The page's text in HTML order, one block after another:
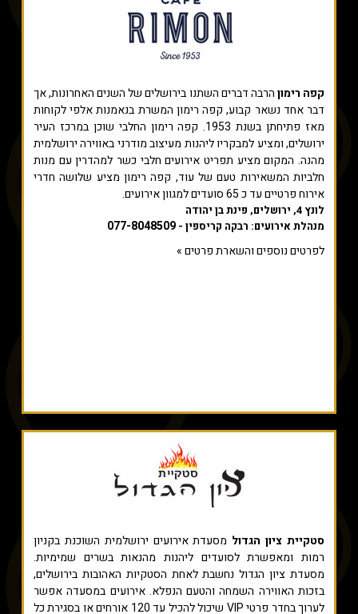
קפה רימוןהרבה דברים השתנו בירושלים של השנים האחרונות, אך
דבר אחד נשאר קבוע, קפה רימון המשרת בנאמנות אלפי לקוחות
מאז פתיחתן בשנת 1953. קפה רימון החלבי שוכן במרכז העיר
ירושלים, ומציע למבקריו ליהנות מעיצוב מודרני באווירה ירושלמית
מהנה. המקום מציע תפריט אירועים חלבי כשר למהדרין עם מנות
חלביות המשאירות טעם של עוד, קפה רימון מציע שלושה חדרי
אירוח פרטיים עד כ 65 סועדים למגוון אירועים.
לונץ 4, ירושלים, פינת בן יהודה
מנהלת אירועים: רבקה קריספין - 077-8048509
לפרטים נוספים והשארת פרטים »
סטקיית ציון הגדול מסעדת אירועים ירושלמית השוכנת בקניון
רמות ומאפשרת לסועדים ליהנות מהנאות בשרים שמימיות.
מסעדת ציון הגדול נחשבת לאחת הסטקיות האהובות בירושלים,
בזכות האווירה השמחה והטעם הנפלא. אירועים במסעדה אפשר
לערוך בחדר פרטי VIP שיכול להכיל עד 120 אורחים או בסגירת כל